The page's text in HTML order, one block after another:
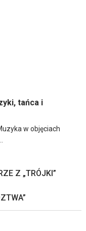
tańca i
w objęciach
Z „TRÓJKI”
”